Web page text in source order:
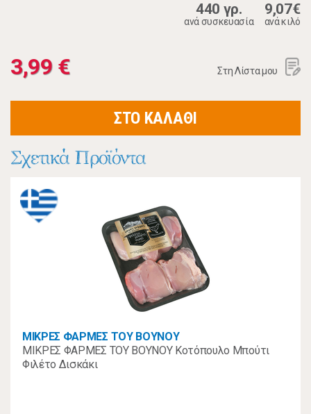
440 γρ.
ανά συσκευασία
9,07€
ανά κιλό
3,99 € Στη Λίστα μου
ΣΤΟ ΚΑΛΑΘΙ
Σχετικά Προϊόντα
ΜΙΚΡΕΣ ΦΑΡΜΕΣ ΤΟΥ ΒΟΥΝΟΥ
ΜΙΚΡΕΣ ΦΑΡΜΕΣ ΤΟΥ ΒΟΥΝΟΥ Κοτόπουλο Μπούτι
Φιλέτο Δισκάκι